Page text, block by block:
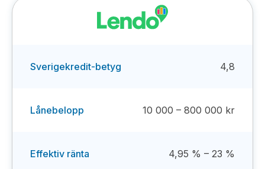
Sverigekredit-betyg 4,8
Lånebelopp 10 000 – 800 000 kr
Effektiv ränta 4,95 % – 23 %